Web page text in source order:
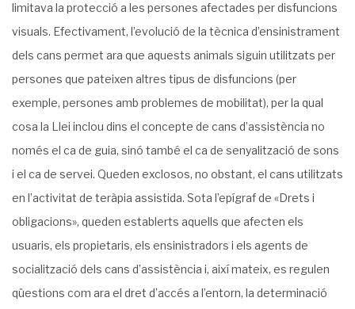
limitava la protecció a les persones afectades per disfuncions
visuals. Efectivament, l’evolució de la tècnica d’ensinistrament
dels cans permet ara que aquests animals siguin utilitzats per
persones que pateixen altres tipus de disfuncions (per
exemple, persones amb problemes de mobilitat), per la qual
cosa la Llei inclou dins el concepte de cans d’assistència no
només el ca de guia, sinó també el ca de senyalització de sons
i el ca de servei. Queden exclosos, no obstant, el cans utilitzats
en l’activitat de teràpia assistida. Sota l’epígraf de «Drets i
obligacions», queden establerts aquells que afecten els
usuaris, els propietaris, els ensinistradors i els agents de
socialització dels cans d’assistència i, així mateix, es regulen
qüestions com ara el dret d’accés a l’entorn, la determinació